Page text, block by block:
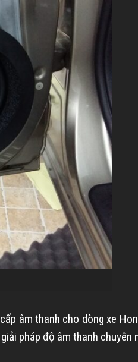
âm thanh cho dòng xe
pháp độ âm thanh chuyên